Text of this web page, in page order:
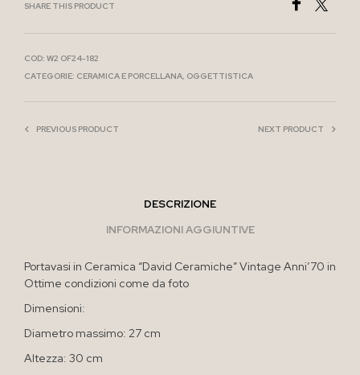
SHARE THIS PRODUCT
COD: W2 OF24-182
CATEGORIE: CERAMICA E PORCELLANA, OGGETTISTICA
PREVIOUS PRODUCT NEXT PRODUCT
DESCRIZIONE
INFORMAZIONI AGGIUNTIVE
Portavasi in Ceramica “David Ceramiche” Vintage Anni’70 in
Ottime condizioni come da foto
Dimensioni:
Diametro massimo: 27 cm
Altezza: 30 cm